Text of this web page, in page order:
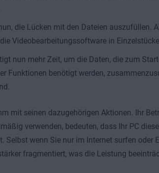
die Lücken mit den Dateien auszufüllen.
Videobearbeitungssoftware in
nun mehr Zeit, um die Daten, die zum
Funktionen benötigt werden,
mit seinen dazugehörigen Aktionen. Ihr
verwenden, bedeuten, dass Ihr PC
Selbst wenn Sie nur im Internet surfen oder
fragmentiert, was die Leistung